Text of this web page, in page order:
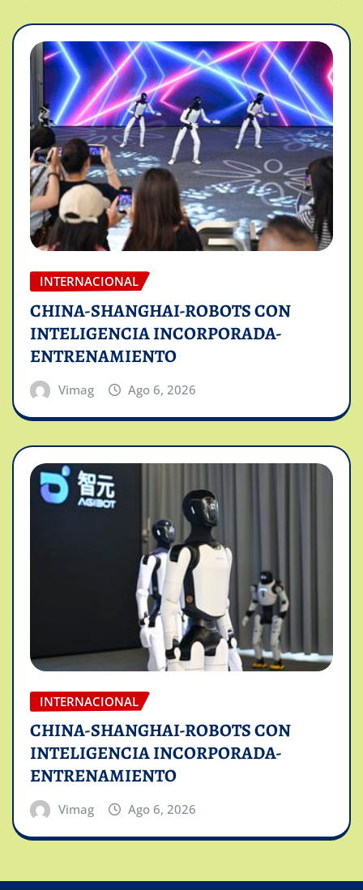
INTERNACIONAL
CHINA-SHANGHAI-ROBOTS CON
INTELIGENCIA INCORPORADA-
ENTRENAMIENTO
Vimag Ago 6, 2026
INTERNACIONAL
CHINA-SHANGHAI-ROBOTS CON
INTELIGENCIA INCORPORADA-
ENTRENAMIENTO
Vimag Ago 6, 2026